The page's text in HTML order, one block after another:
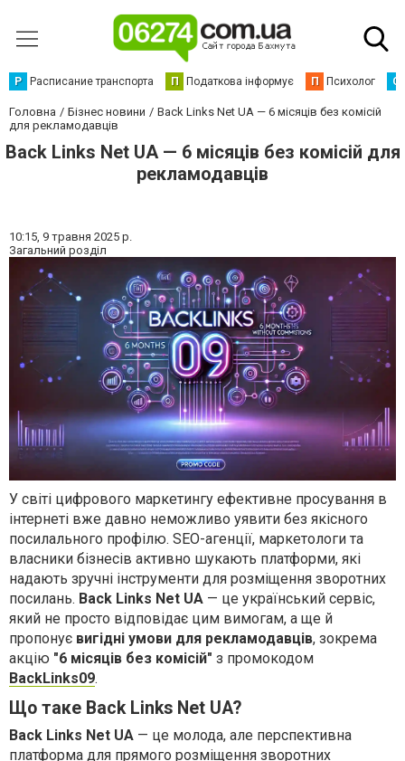
Р Расписание транспорта П Податкова інформує П Психолог С
Головна Бізнес новини
Back Links Net UA — 6 місяців без комісій
для рекламодавців
Back Links Net UA — 6 місяців без комісій для
рекламодавців
10:15, 9 травня 2025 р.
Загальний розділ
У світі цифрового маркетингу ефективне просування в
інтернеті вже давно неможливо уявити без якісного
посилального профілю. SEO-агенції, маркетологи та
власники бізнесів активно шукають платформи, які
надають зручні інструменти для розміщення зворотних
посилань. Back Links Net UA — це український сервіс,
який не просто відповідає цим вимогам, а ще й
пропонує вигідні умови для рекламодавців, зокрема
акцію "6 місяців без комісій" з промокодом
BackLinks09.
Що таке Back Links Net UA?
Back Links Net UA — це молода, але перспективна
платформа для прямого розміщення зворотних